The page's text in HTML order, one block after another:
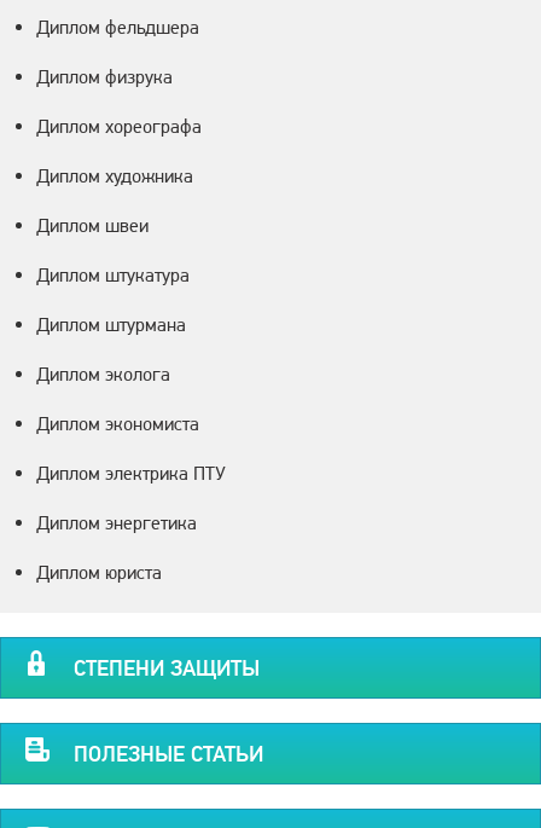
Диплом фельдшера
Диплом физрука
Диплом хореографа
Диплом художника
Диплом швеи
Диплом штукатура
Диплом штурмана
Диплом эколога
Диплом экономиста
Диплом электрика ПТУ
Диплом энергетика
Диплом юриста
СТЕПЕНИ ЗАЩИТЫ
ПОЛЕЗНЫЕ СТАТЬИ